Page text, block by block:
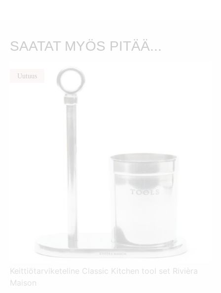
SAATAT MYÖS PITÄÄ...
Uutuus
Keittiötarviketeline Classic Kitchen tool set Rivièra
Maison